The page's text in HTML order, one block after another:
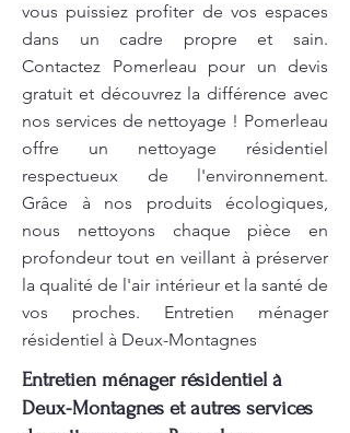
vous puissiez profiter de vos espaces
dans un cadre propre et sain.
Contactez Pomerleau pour un devis
gratuit et découvrez la différence avec
nos services de nettoyage ! Pomerleau
offre un nettoyage résidentiel
respectueux de l'environnement.
Grâce à nos produits écologiques,
nous nettoyons chaque pièce en
profondeur tout en veillant à préserver
la qualité de l'air intérieur et la santé de
vos proches. Entretien ménager
résidentiel à Deux-Montagnes
Entretien ménager résidentiel à
Deux-Montagnes et autres services